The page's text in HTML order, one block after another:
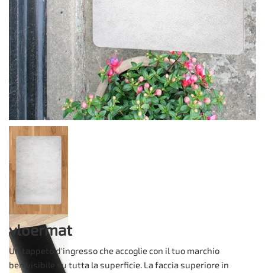
vloermat
Un tappeto d'ingresso che accoglie con il tuo marchio
ben visibile su tutta la superficie. La faccia superiore in